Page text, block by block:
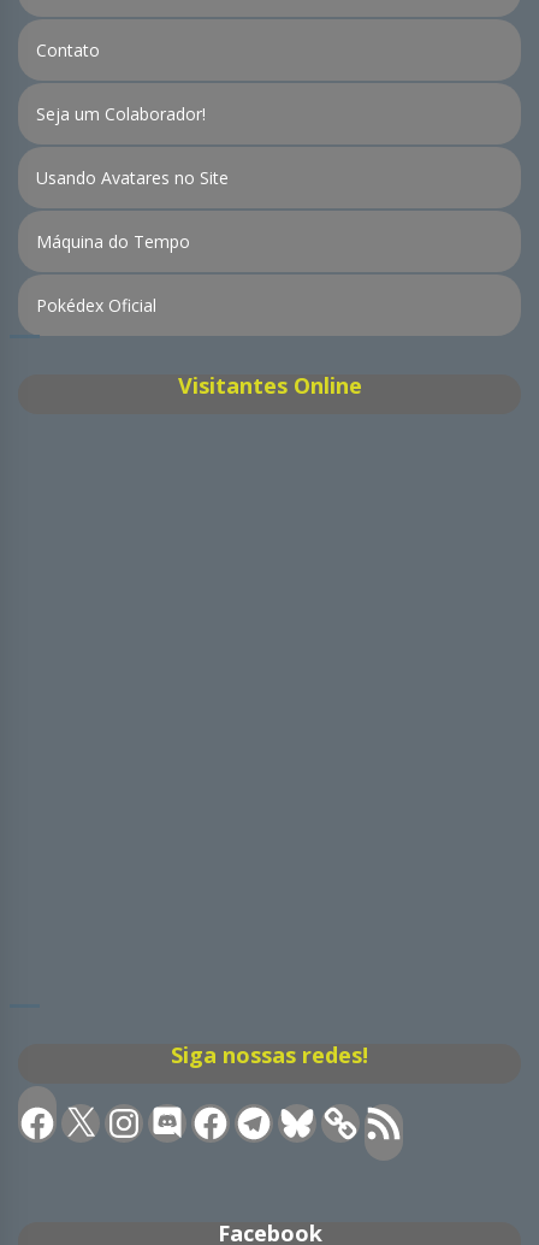
Contato
Seja um Colaborador!
Usando Avatares no Site
Máquina do Tempo
Pokédex Oficial
Visitantes Online
Siga nossas redes!
Facebook
X Instagram
DiscordFacebookTelegramBluesky Feed
RSS
Facebook